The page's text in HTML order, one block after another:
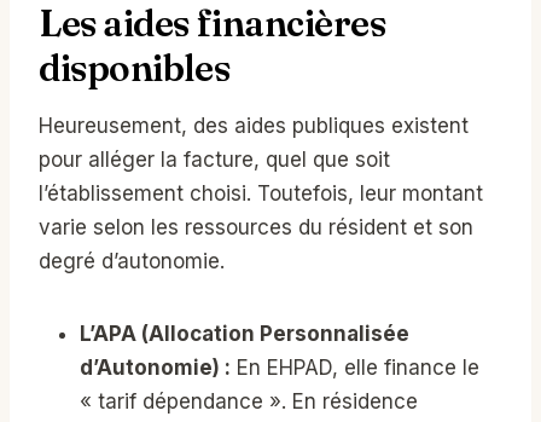
Les aides financières
disponibles
Heureusement, des aides publiques existent
pour alléger la facture, quel que soit
l’établissement choisi. Toutefois, leur montant
varie selon les ressources du résident et son
degré d’autonomie.
L’APA (Allocation Personnalisée
d’Autonomie) : En EHPAD, elle finance le
« tarif dépendance ». En résidence